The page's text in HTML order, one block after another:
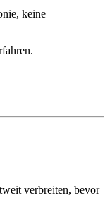
keine
verbreiten, bevor